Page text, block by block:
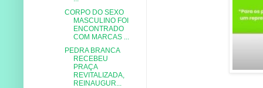
CORPO DO SEXO
MASCULINO FOI
ENCONTRADO
COM MARCAS ...
PEDRA BRANCA
RECEBEU
PRAÇA
REVITALIZADA,
REINAUGUR...